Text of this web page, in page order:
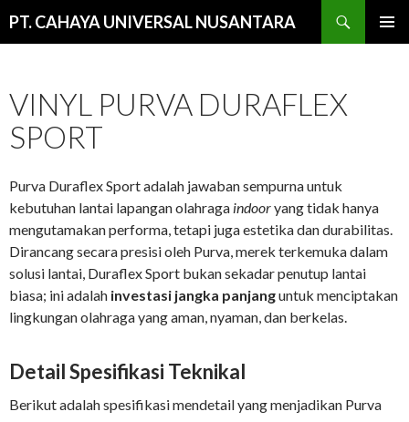
PT. CAHAYA UNIVERSAL NUSANTARA
VINYL PURVA DURAFLEX
SPORT
Purva Duraflex Sport adalah jawaban sempurna untuk
kebutuhan lantai lapangan olahraga indooryang tidak hanya
mengutamakan performa, tetapi juga estetika dan durabilitas.
Dirancang secara presisi oleh Purva, merek terkemuka dalam
solusi lantai, Duraflex Sport bukan sekadar penutup lantai
biasa; ini adalah investasi jangka panjanguntuk menciptakan
lingkungan olahraga yang aman, nyaman, dan berkelas.
Detail Spesifikasi Teknikal
Berikut adalah spesifikasi mendetail yang menjadikan Purva